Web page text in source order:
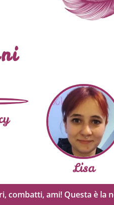
Lisa
combatti, ami! Questa è la